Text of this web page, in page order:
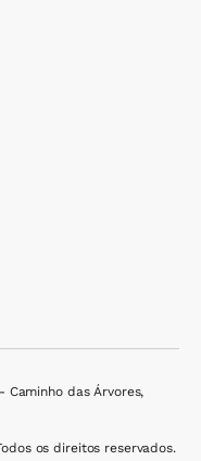
Caminho das Árvores,
os direitos reservados.